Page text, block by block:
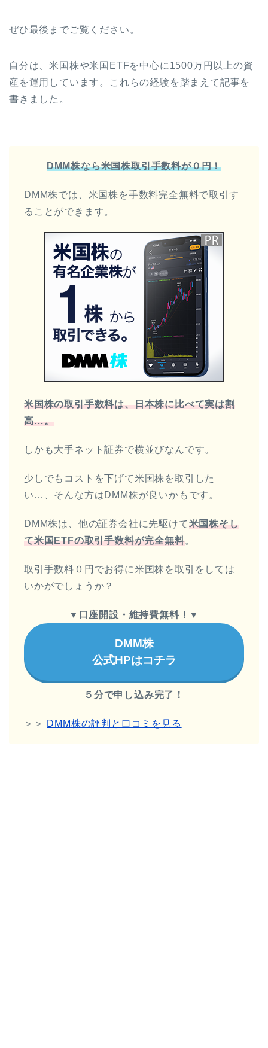
ぜひ最後までご覧ください。
自分は、米国株や米国ETFを中心に1500万円以上の資
産を運用しています。これらの経験を踏まえて記事を
書きました。
DMM株なら米国株取引手数料が０円！
DMM株では、米国株を手数料完全無料で取引す
ることができます。
米国株の取引手数料は、日本株に比べて実は割
高…。
しかも大手ネット証券で横並びなんです。
少しでもコストを下げて米国株を取引した
い…、そんな方はDMM株が良いかもです。
DMM株は、他の証券会社に先駆けて米国株そし
て米国ETFの取引手数料が完全無料。
取引手数料０円でお得に米国株を取引をしては
いかがでしょうか？
▼ 口座開設・維持費無料！ ▼
DMM株
公式HPはコチラ
５分で申し込み完了！
＞＞ DMM株の評判と口コミを見る